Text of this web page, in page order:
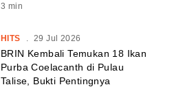
3 min
HITS 29 Jul 2026
BRIN Kembali Temukan 18 Ikan
Purba Coelacanth di Pulau
Talise, Bukti Pentingnya